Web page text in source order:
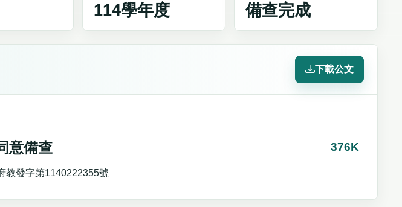
114學年度 備查完成
下載公文
意備查
教發字第1140222355號
376K